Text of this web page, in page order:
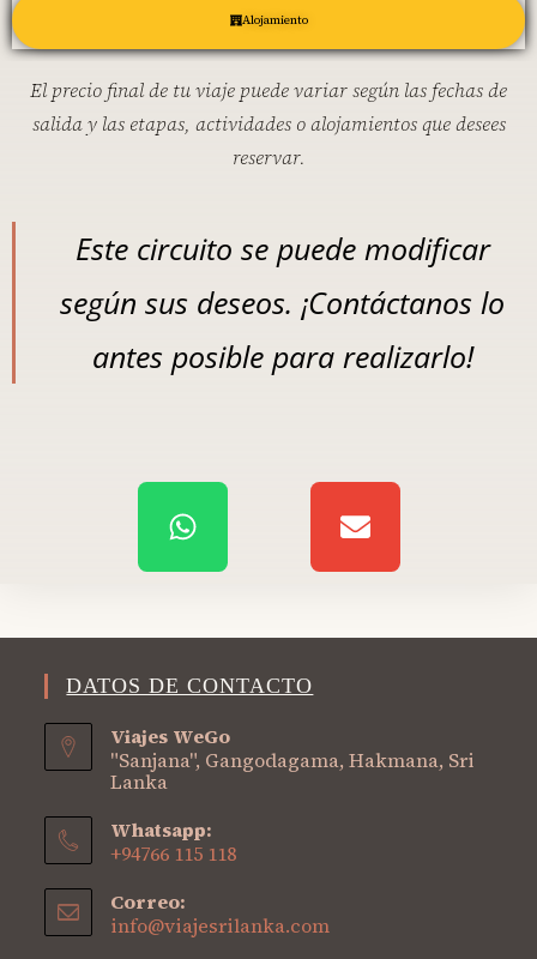
Alojamiento
El precio final de tu viaje puede variar según las fechas de
salida y las etapas, actividades o alojamientos que desees
reservar.
Este circuito se puede modificar
según sus deseos. ¡Contáctanos lo
antes posible para realizarlo!
DATOS DE CONTACTO
Viajes WeGo
"Sanjana", Gangodagama, Hakmana, Sri
Lanka
Whatsapp:
+94766 115 118
Correo:
info@viajesrilanka.com